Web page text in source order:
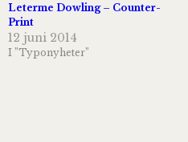
Leterme Dowling – Counter-
Print
12 juni 2014
I ”Typonyheter”